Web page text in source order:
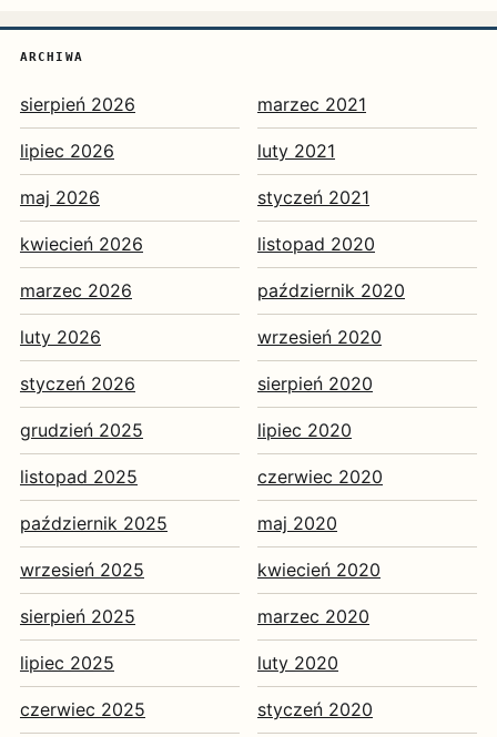
ARCHIWA
sierpień 2026
lipiec 2026
maj 2026
kwiecień 2026
marzec 2026
luty 2026
styczeń 2026
grudzień 2025
listopad 2025
październik 2025
wrzesień 2025
sierpień 2025
lipiec 2025
czerwiec 2025
marzec 2021
luty 2021
styczeń 2021
listopad 2020
październik 2020
wrzesień 2020
sierpień 2020
lipiec 2020
czerwiec 2020
maj 2020
kwiecień 2020
marzec 2020
luty 2020
styczeń 2020